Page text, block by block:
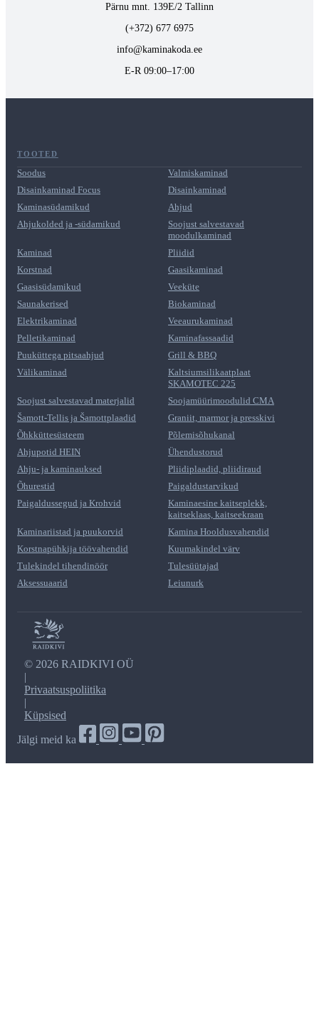
Pärnu mnt. 139E/2 Tallinn
(+372) 677 6975
info@kaminakoda.ee
E-R 09:00–17:00
TOOTED
Soodus
Valmiskaminad
Disainkaminad Focus
Disainkaminad
Kaminasüdamikud
Ahjud
Ahjukolded ja -südamikud
Soojust salvestavad
moodulkaminad
Kaminad
Pliidid
Korstnad
Gaasikaminad
Gaasisüdamikud
Veeküte
Saunakerised
Biokaminad
Elektrikaminad
Veeaurukaminad
Pelletikaminad
Kaminafassaadid
Puuküttega pitsaahjud
Grill & BBQ
Välikaminad
Kaltsiumsilikaatplaat
SKAMOTEC 225
Soojust salvestavad materjalid
Soojamüürimoodulid CMA
Šamott-Tellis ja Šamottplaadid
Graniit, marmor ja presskivi
Õhkküttesüsteem
Põlemisõhukanal
Ahjupotid HEIN
Ühendustorud
Ahju- ja kaminauksed
Pliidiplaadid, pliidiraud
Õhurestid
Paigaldustarvikud
Paigaldussegud ja Krohvid
Kaminaesine kaitseplekk,
kaitseklaas, kaitseekraan
Kaminariistad ja puukorvid
Kamina Hooldusvahendid
Korstnapühkija töövahendid
Kuumakindel värv
Tulekindel tihendinöör
Tulesüütajad
Aksessuaarid
Leiunurk
© 2026 RAIDKIVI OÜ
|
Privaatsuspoliitika
|
Küpsised
Jälgi meid ka